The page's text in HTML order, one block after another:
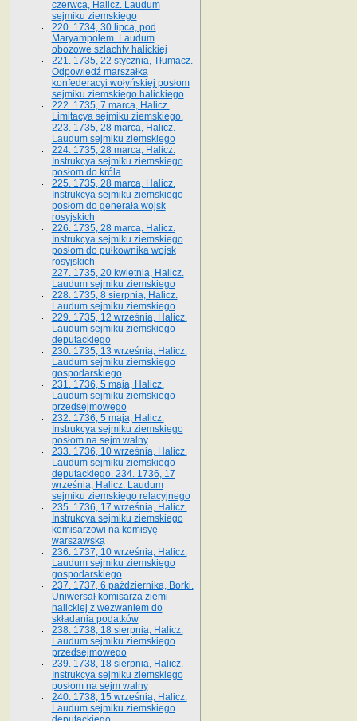
czerwca, Halicz. Laudum
sejmiku ziemskiego
220. 1734, 30 lipca, pod
Maryampolem. Laudum
obozowe szlachty halickiej
221. 1735, 22 stycznia, Tłumacz.
Odpowiedź marszałka
konfederacyi wołyńskiej posłom
sejmiku ziemskiego halickiego
222. 1735, 7 marca, Halicz.
Limitacya sejmiku ziemskiego.
223. 1735, 28 marca, Halicz.
Laudum sejmiku ziemskiego
224. 1735, 28 marca, Halicz.
Instrukcya sejmiku ziemskiego
posłom do króla
225. 1735, 28 marca, Halicz.
Instrukcya sejmiku ziemskiego
posłom do generała wojsk
rosyjskich
226. 1735, 28 marca, Halicz.
Instrukcya sejmiku ziemskiego
posłom do pułkownika wojsk
rosyjskich
227. 1735, 20 kwietnia, Halicz.
Laudum sejmiku ziemskiego
228. 1735, 8 sierpnia, Halicz.
Laudum sejmiku ziemskiego
229. 1735, 12 września, Halicz.
Laudum sejmiku ziemskiego
deputackiego
230. 1735, 13 września, Halicz.
Laudum sejmiku ziemskiego
gospodarskiego
231. 1736, 5 maja, Halicz.
Laudum sejmiku ziemskiego
przedsejmowego
232. 1736, 5 maja, Halicz.
Instrukcya sejmiku ziemskiego
posłom na sejm walny
233. 1736, 10 września, Halicz.
Laudum sejmiku ziemskiego
deputackiego. 234. 1736, 17
września, Halicz. Laudum
sejmiku ziemskiego relacyjnego
235. 1736, 17 września, Halicz.
Instrukcya sejmiku ziemskiego
komisarzowi na komisyę
warszawską
236. 1737, 10 września, Halicz.
Laudum sejmiku ziemskiego
gospodarskiego
237. 1737, 6 października, Borki.
Uniwersał komisarza ziemi
halickiej z wezwaniem do
składania podatków
238. 1738, 18 sierpnia, Halicz.
Laudum sejmiku ziemskiego
przedsejmowego
239. 1738, 18 sierpnia, Halicz.
Instrukcya sejmiku ziemskiego
posłom na sejm walny
240. 1738, 15 września, Halicz.
Laudum sejmiku ziemskiego